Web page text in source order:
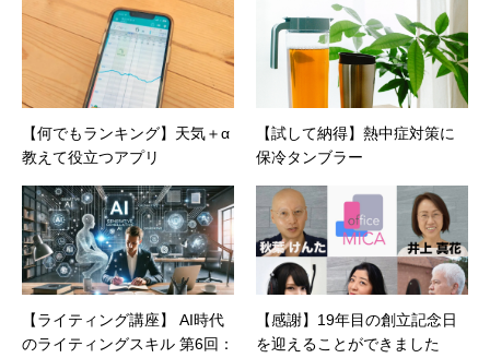
【何でもランキング】天気＋α
教えて役立つアプリ
【試して納得】熱中症対策に
保冷タンブラー
【ライティング講座】 AI時代
のライティングスキル 第6回：
【感謝】19年目の創立記念日
を迎えることができました